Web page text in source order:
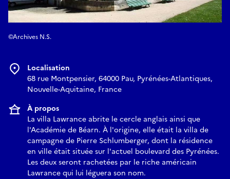
©Archives N.S.
Localisation
68 rue Montpensier, 64000 Pau, Pyrénées-Atlantiques,
Nouvelle-Aquitaine, France
À propos
La villa Lawrance abrite le cercle anglais ainsi que
l'Académie de Béarn. À l'origine, elle était la villa de
campagne de Pierre Schlumberger, dont la résidence
en ville était située sur l'actuel boulevard des Pyrénées.
Les deux seront rachetées par le riche américain
Lawrance qui lui léguera son nom.